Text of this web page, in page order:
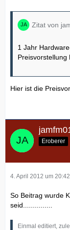
Zitat von
1 Jahr
Preisvorstellung
Hier ist die
Eroberer
4. April 2012 um 20:42
So Beitrag wurde
seid...............
Einmal editiert,